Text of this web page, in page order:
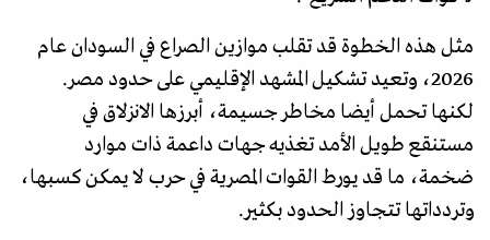
مثل هذه الخطوة قد تقلب موازين الصراع في السودان عام
2026، وتعيد تشكيل المشهد الإقليمي على حدود مصر.
لكنها تحمل أيضا مخاطر جسيمة، أبرزها الانزلاق في
مستنقع طويل الأمد تغذيه جهات داعمة ذات موارد
ضخمة، ما قد يورط القوات المصرية في حرب لا يمكن كسبها،
وتردداتها تتجاوز الحدود بكثير.